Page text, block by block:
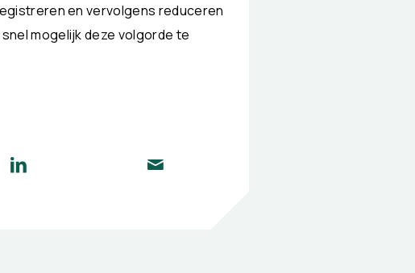
en vervolgens reduceren
mogelijk deze volgorde te